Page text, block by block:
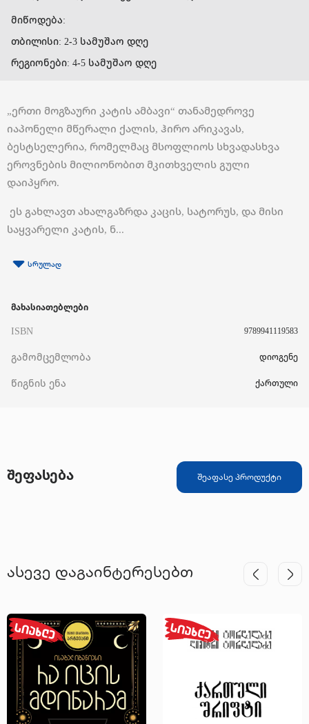
მიწოდება:
თბილისი: 2-3 სამუშაო დღე
რეგიონები: 4-5 სამუშაო დღე
„ერთი მოგზაური კატის ამბავი“ თანამედროვე
იაპონელი მწე­რალი ქალის, ჰირო არიკავას,
ბესტსელერია, რომელმაც მსოფ­ლიოს სხვადასხვა
ეროვნების მილიონობით მკითხველის გული
დაიპყრო.
ეს გახლავთ ახალგაზრდა კაცის, სატორუს, და მისი
საყვარე­ლი კატის, ნ...
სრულად
მახასიათებლები
ISBN 9789941119583
გამომცემლობა დიოგენე
წიგნის ენა ქართული
შეფასება შეაფასე პროდუქტი
ასევე დაგაინტერესებთ